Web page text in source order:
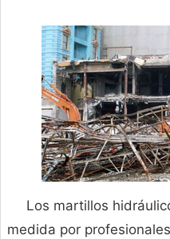
Los martillos
medida por